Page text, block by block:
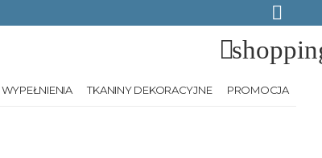
WYPEŁNIENIA TKANINY DEKORACYJNE PROMOCJA